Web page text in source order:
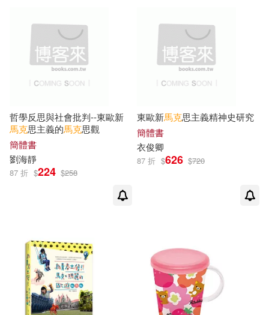
珍妮特・Ｌ・妮爾森女爵士(2)
馬克垚(2) 馬克．歐雪克(2)
麥可．歐斯特宏(2)
（英）馬克·格林格拉斯(2)
（英）馬克·馬佐爾(2)
[德]馬克斯·多奈爾著(1)
[德]馬克斯‧多奈爾（Max Doerner）
Kings College(3)
中國人民大學出版社(3)
出版菊(3) 得利影視(3)
目川文化數位股份有限公司(3)
C major(2)
Linfair Records Limited(2)
可海外宅配(153)
可港澳店取(133)
可新加坡店取(124)
可菲律賓店取(136)
一個月內上市新品(2)
電子書 (可複選)
哲學反思與社會批判--東歐新
馬克思主義的馬克思觀
簡體書
劉海靜
87 折 $224 $258
東歐新馬克思主義精神史研究
簡體書
衣俊卿
87 折 $626 $720